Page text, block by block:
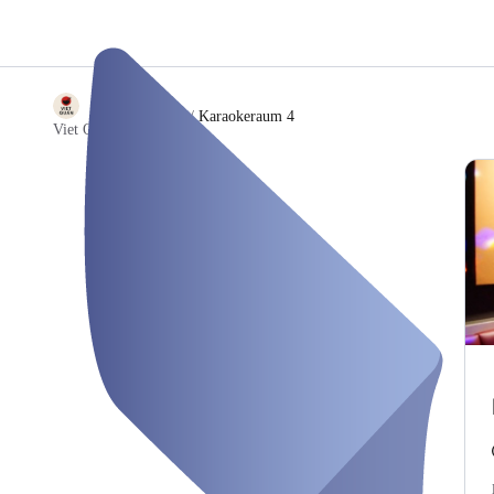
Viet Quan Restaurant
/Karaokeraum 4